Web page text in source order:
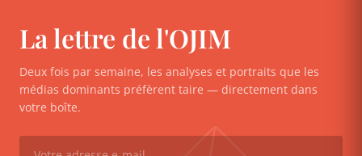
La lettre de l'OJIM
Deux fois par semaine, les analyses et portraits que les
médias dominants préfèrent taire — directement dans
votre boîte.